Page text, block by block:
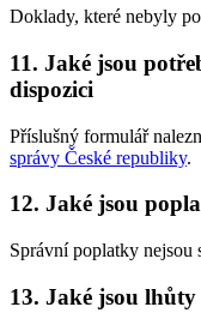
Doklady, které nebyly
11. Jaké jsou
dispozici
Příslušný formulář
správy České republiky.
12. Jaké jsou
Správní poplatky nejsou
13. Jaké jsou